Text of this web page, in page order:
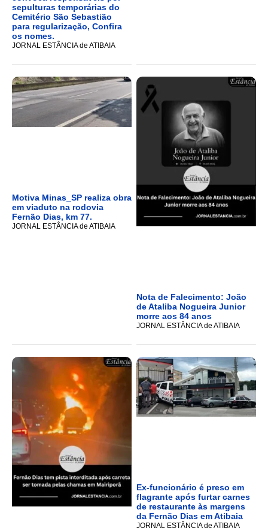
sepulturas temporárias do
Cemitério São Sebastião
para regularização, Confira
os nomes.
JORNAL ESTÂNCIA de ATIBAIA
Motiva Minas_SP realiza obra
em viaduto na rodovia
Fernão Dias, km 77.
JORNAL ESTÂNCIA de ATIBAIA
Nota de Falecimento: João
de Ataliba Nogueira Junior
morre aos 84 anos
JORNAL ESTÂNCIA de ATIBAIA
Ex-funcionário é preso em
flagrante após furtar carnes
de restaurante às margens
da Fernão Dias em Atibaia
JORNAL ESTÂNCIA de ATIBAIA